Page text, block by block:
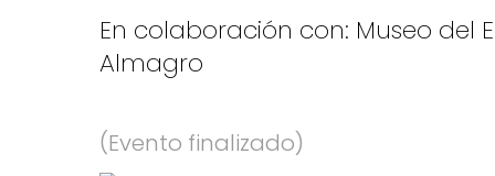
En colaboración con: Museo del
Almagro